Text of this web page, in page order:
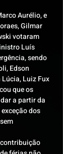
Aurélio, e
Gilmar
votaram
Luís
sendo
Edson
Lúcia, Luiz Fux
que os
a partir da
dos